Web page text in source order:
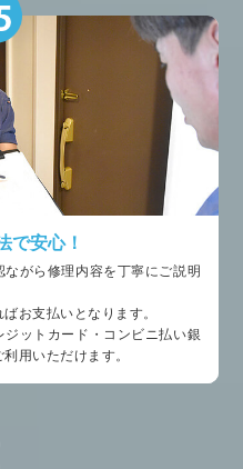
で安心！
がら修理内容を丁寧にご説明
お支払いとなります。
ットカード・コンビニ払い銀
用いただけます。